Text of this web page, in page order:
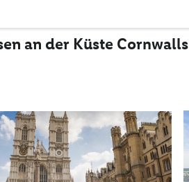
an der Küste Cornwalls